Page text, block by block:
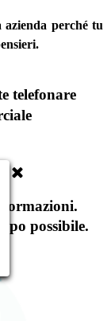
perché tu
telefonare
possibile.